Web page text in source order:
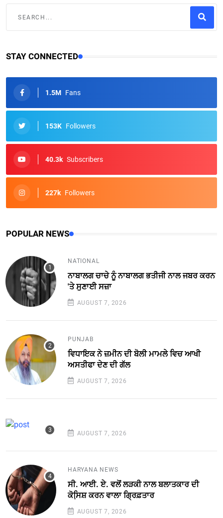
STAY CONNECTED
1.5M Fans
153K Followers
40.3k Subscribers
227k Followers
POPULAR NEWS
NATIONAL
ਨਾਬਾਲਗ ਚਾਚੇ ਨੂੰ ਨਾਬਾਲਗ ਭਤੀਜੀ ਨਾਲ ਜਬਰ ਕਰਨ
'ਤੇ ਸੁਣਾਈ ਸਜ਼ਾ
AUGUST 7, 2026
PUNJAB
ਵਿਧਾਇਕ ਨੇ ਜ਼ਮੀਨ ਦੀ ਬੋਲੀ ਮਾਮਲੇ ਵਿਚ ਆਖੀ
ਅਸਤੀਫਾ ਦੇਣ ਦੀ ਗੱਲ
AUGUST 7, 2026
AUGUST 7, 2026
HARYANA NEWS
ਸੀ. ਆਈ. ਏ. ਵਲੋਂ ਲੜਕੀ ਨਾਲ ਬਲਾਤਕਾਰ ਦੀ
ਕੋਸਿ਼ਸ਼ ਕਰਨ ਵਾਲਾ ਗ੍ਰਿਫ਼ਤਾਰ
AUGUST 7, 2026